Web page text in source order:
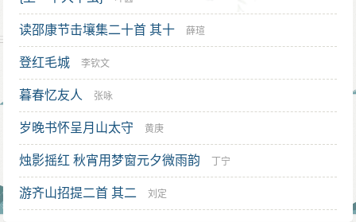
读邵康节击壤集二十首 其十 薛瑄
登红毛城 李钦文
暮春忆友人 张咏
岁晚书怀呈月山太守 黄庚
烛影摇红 秋宵用梦窗元夕微雨韵 丁宁
游齐山招提二首 其二 刘定